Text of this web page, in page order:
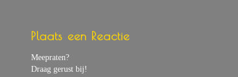
Plaats een Reactie
Meepraten?
Draag gerust bij!